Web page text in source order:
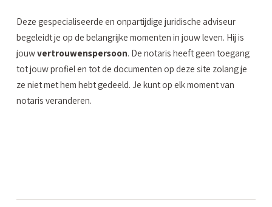
Deze gespecialiseerde en onpartijdige juridische adviseur
begeleidt je op de belangrijke momenten in jouw leven. Hij is
jouwvertrouwenspersoon. De notaris heeft geen toegang
tot jouw profiel en tot de documenten op deze site zolang je
ze niet met hem hebt gedeeld. Je kunt op elk moment van
notaris veranderen.